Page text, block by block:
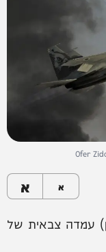
א א
עמדה צבאית של